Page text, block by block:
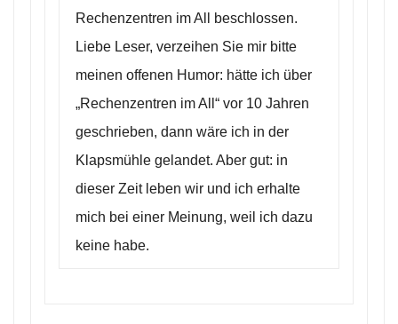
Rechenzentren im All beschlossen.
Liebe Leser, verzeihen Sie mir bitte
meinen offenen Humor: hätte ich über
„Rechenzentren im All“ vor 10 Jahren
geschrieben, dann wäre ich in der
Klapsmühle gelandet. Aber gut: in
dieser Zeit leben wir und ich erhalte
mich bei einer Meinung, weil ich dazu
keine habe.